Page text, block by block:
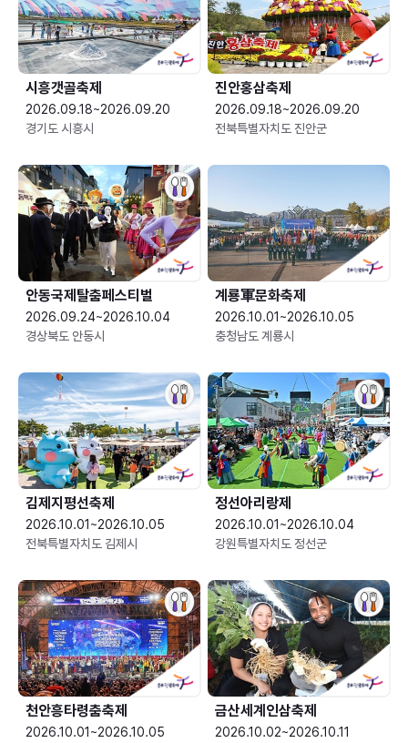
시흥갯골축제
2026.09.18~2026.09.20
경기도 시흥시
진안홍삼축제
2026.09.18~2026.09.20
전북특별자치도 진안군
안동국제탈춤페스티벌
2026.09.24~2026.10.04
경상북도 안동시
2026.10.01~2026.10.05
충청남도 계룡시
김제지평선축제
2026.10.01~2026.10.05
전북특별자치도 김제시
정선아리랑제
2026.10.01~2026.10.04
강원특별자치도 정선군
천안흥타령춤축제
2026.10.01~2026.10.05
금산세계인삼축제
2026.10.02~2026.10.11